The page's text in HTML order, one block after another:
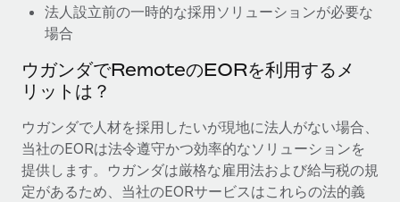
詳細を見る
給与詐欺：種類、事例、ビジネスを守る方法
ム間で頻繁に移動しているためです。このため、自社のビジネス
を保護することは極めて重要です。...
詳細を見る
法人設立前の一時的な採用ソリューションが必要な
場合
ウガンダでRemoteのEORを利用するメ
リットは？
ウガンダで人材を採用したいが現地に法人がない場合、
当社のEORは法令遵守かつ効率的なソリューションを
提供します。ウガンダは厳格な雇用法および給与税の規
定があるため、当社のEORサービスはこれらの法的義